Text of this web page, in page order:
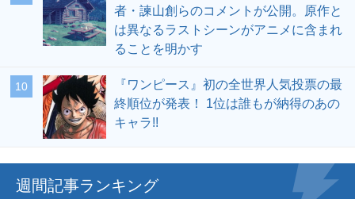
者・諫山創らのコメントが公開。原作と
は異なるラストシーンがアニメに含まれ
ることを明かす
『ワンピース』初の全世界人気投票の最
終順位が発表！ 1位は誰もが納得のあの
キャラ!!
週間記事ランキング